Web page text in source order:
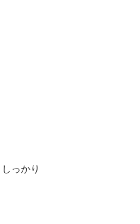
しっかり